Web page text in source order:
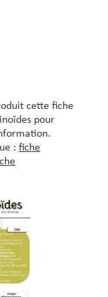
cette fiche
pour
: fiche